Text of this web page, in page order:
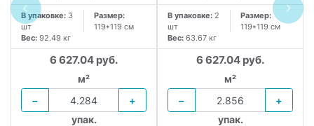
В упаковке: 3
шт
Размер:
119*119 см
Вес: 92.49 кг
6 627.04 руб.
м²
−
+
упак.
В упаковке: 2
шт
Размер:
119*119 см
Вес: 63.67 кг
6 627.04 руб.
м²
−
+
упак.